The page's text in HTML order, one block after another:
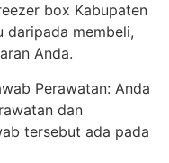
box Kabupaten
daripada membeli,
Anda.
Perawatan: Anda
dan
tersebut ada pada